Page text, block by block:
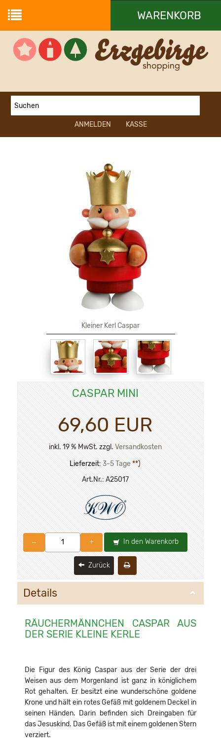
WARENKORB
Ihr Warenkorb ist leer.
ANMELDEN KASSE
Kleiner Kerl Caspar
CASPAR MINI
69,60 EUR
inkl. 19 % MwSt. zzgl. Versandkosten
Lieferzeit: 3-5 Tage **)
Art.Nr.: A25017
– + In den Warenkorb
Zurück
Details
RÄUCHERMÄNNCHEN CASPAR AUS
DER SERIE KLEINE KERLE
Die Figur des König Caspar aus der Serie der drei
Weisen aus dem Morgenland ist ganz in königlichem
Rot gehalten. Er besitzt eine wunderschöne goldene
Krone und hält ein rotes Gefäß mit goldenem Deckel in
seinen Händen. Darin befinden sich Dreingaben für
das Jesuskind. Das Gefäß ist mit einem goldenen Stern
verziert.